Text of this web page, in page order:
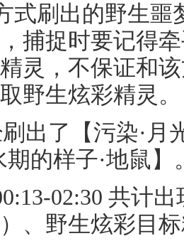
式刷出的野生噩
捕捉时要记得
灵，不保证和
野生炫彩精灵
出了【污染·月
期的样子·地鼠】
02:30 共计
、野生炫彩目